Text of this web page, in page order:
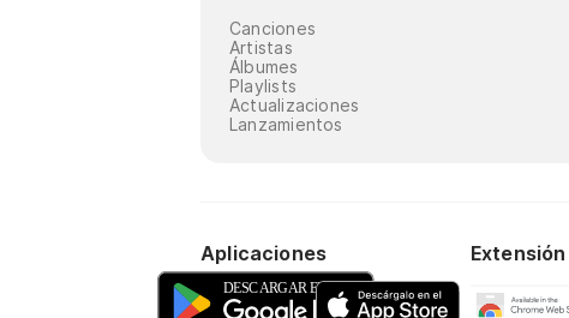
Canciones
Artistas
Álbumes
Playlists
Actualizaciones
Lanzamientos
Aplicaciones Extensión